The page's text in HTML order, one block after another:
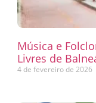
Música e
Livres de
4 de fevereiro de 2026